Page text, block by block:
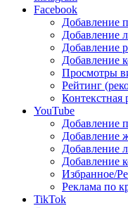
Facebook
Добавление
Добавление
Добавление
Добавление
Просмотры
Рейтинг
Контекстная
YouTube
Добавление
Добавление
Добавление
Добавление
Избранное/
Реклама по
TikTok